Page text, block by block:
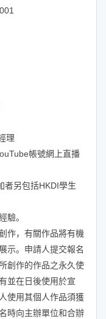
理
帳號網上直播
者另包括HKDI學生
驗。
作，有關作品將有機
示。申請人提交報名
創作的作品之永久使
並在日後使用於宣
使用其個人作品須獲
時向主辦單位和合辦